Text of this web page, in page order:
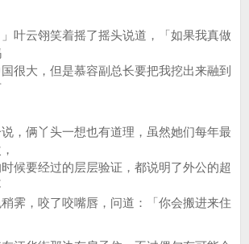
云翎笑着摇了摇头说道，「如果我真做
很大，但是慕容副总长要把我挖出来融到
俩丫头一想也有道理，虽然她们每年最
候要经过的层层验证，都说明了外公的超
霁，咬了咬嘴唇，问道：「你会搬进来住